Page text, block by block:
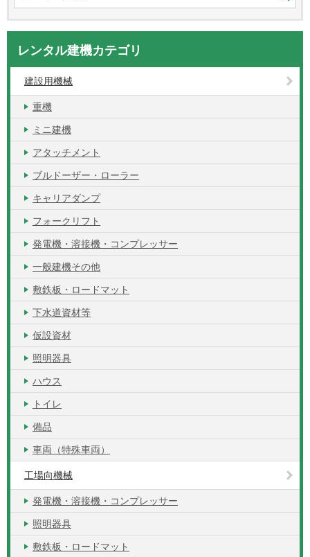
レンタル建機カテゴリ
建設用機械
重機
ミニ建機
アタッチメント
ブルドーザー・ローラー
キャリアダンプ
フォークリフト
発電機・溶接機・コンプレッサー
一般建機その他
敷鉄板・ロードマット
下水道資材等
仮設資材
照明器具
ハウス
トイレ
備品
車両（特殊車両）
工場向機械
発電機・溶接機・コンプレッサー
照明器具
敷鉄板・ロードマット